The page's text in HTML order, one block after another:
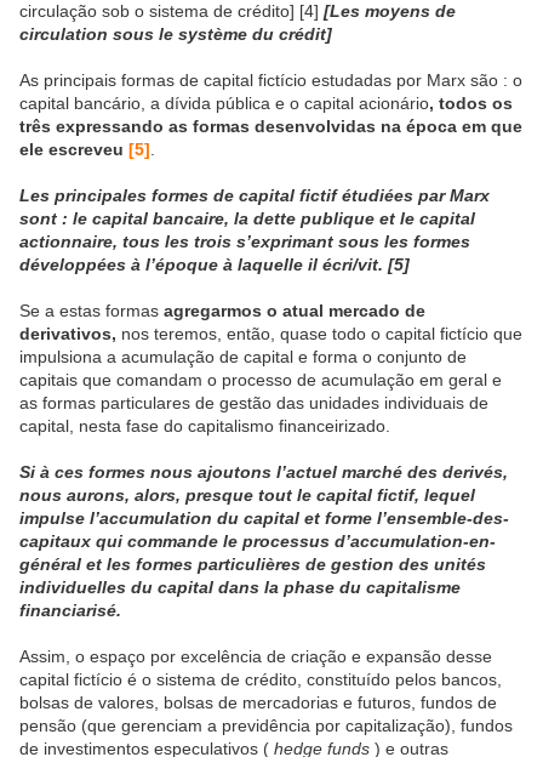
circulação sob o sistema de crédito] [4] [Les moyens de
circulation sous le système du crédit]
As principais formas de capital fictício estudadas por Marx são : o
capital bancário, a dívida pública e o capital acionário, todos os
três expressando as formas desenvolvidas na época em que
ele escreveu [5]
Les principales formes de capital fictif étudiées par Marx
sont : le capital bancaire, la dette publique et le capital
actionnaire, tous les trois s’exprimant sous les formes
développées à l’époque à laquelle il écri/vit. [5]
Se a estas formas agregarmos o atual mercado de
derivativos, nos teremos, então, quase todo o capital fictício que
impulsiona a acumulação de capital e forma o conjunto de
capitais que comandam o processo de acumulação em geral e
as formas particulares de gestão das unidades individuais de
capital, nesta fase do capitalismo financeirizado.
Si à ces formes nous ajoutons l’actuel marché des derivés,
nous aurons, alors, presque tout le capital fictif, lequel
impulse l’accumulation du capital et forme l’ensemble-des-
capitaux qui commande le processus d’accumulation-en-
général et les formes particulières de gestion des unités
individuelles du capital dans la phase du capitalisme
financiarisé.
Assim, o espaço por excelência de criação e expansão desse
capital fictício é o sistema de crédito, constituído pelos bancos,
bolsas de valores, bolsas de mercadorias e futuros, fundos de
pensão (que gerenciam a previdência por capitalização), fundos
de investimentos especulativos ( hedge funds ) e outras